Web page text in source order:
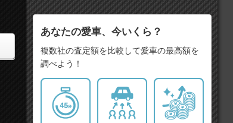
あなたの愛車、今いくら？
複数社の査定額を比較して愛車の最高額を
調べよう！